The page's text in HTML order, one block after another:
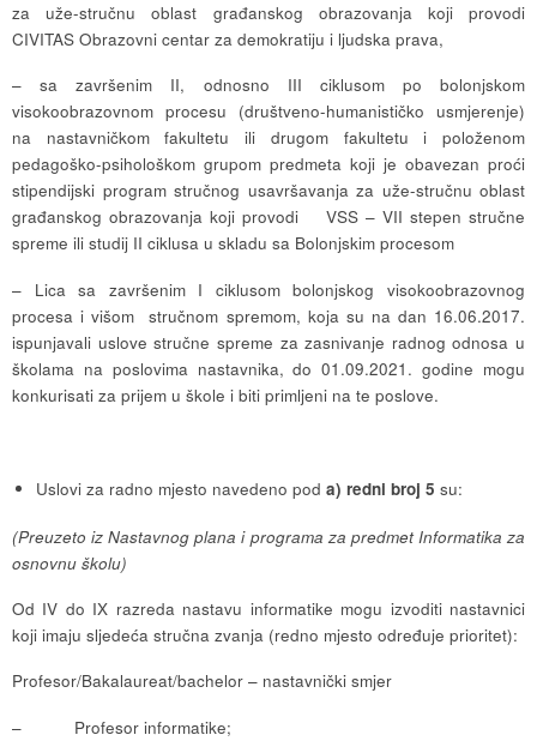
za uže-stručnu oblast građanskog obrazovanja koji provodi
CIVITAS Obrazovni centar za demokratiju i ljudska prava,
– sa završenim II, odnosno III ciklusom po bolonjskom
visokoobrazovnom procesu (društveno-humanističko usmjerenje)
na nastavničkom fakultetu ili drugom fakultetu i položenom
pedagoško-psihološkom grupom predmeta koji je obavezan proći
stipendijski program stručnog usavršavanja za uže-stručnu oblast
građanskog obrazovanja koji provodi VSS – VII stepen stručne
spreme ili studij II ciklusa u skladu sa Bolonjskim procesom
– Lica sa završenim I ciklusom bolonjskog visokoobrazovnog
procesa i višom stručnom spremom, koja su na dan 16.06.2017.
ispunjavali uslove stručne spreme za zasnivanje radnog odnosa u
školama na poslovima nastavnika, do 01.09.2021. godine mogu
konkurisati za prijem u škole i biti primljeni na te poslove.
Uslovi za radno mjesto navedeno pod a) redni broj 5 su:
(Preuzeto iz Nastavnog plana i programa za predmet Informatika za
osnovnu školu)
Od IV do IX razreda nastavu informatike mogu izvoditi nastavnici
koji imaju sljedeća stručna zvanja (redno mjesto određuje prioritet):
Profesor/Bakalaureat/bachelor – nastavnički smjer
– Profesor informatike;